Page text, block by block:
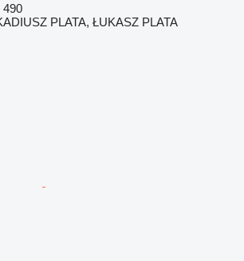
490
PLATA, ŁUKASZ PLATA